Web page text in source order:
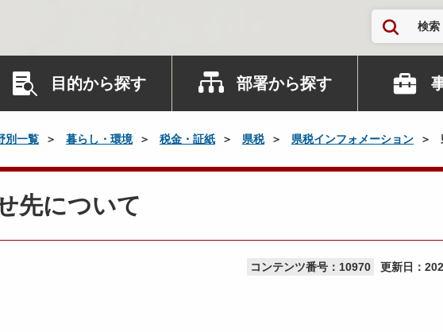
検索
目的から探す 部署から探す
別一覧 暮らし・環境 税金・証紙 県税 県税インフォメーション
先について
コンテンツ番号：10970 更新日：